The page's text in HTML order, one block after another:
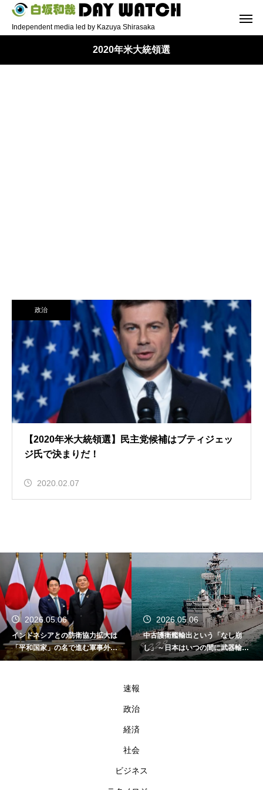
Independent media led by Kazuya Shirasaka
2020年米大統領選
政治
【2020年米大統領選】民主党候補はブティジェッ
ジ氏で決まりだ！
2020.02.07
2026.05.06
インドネシアとの防衛協力拡大は
「平和国家」の名で進む軍事外交
である
2026.05.06
中古護衛艦輸出という「なし崩
し」～日本はいつの間に武器輸出
国家になったのか～
速報
政治
経済
社会
ビジネス